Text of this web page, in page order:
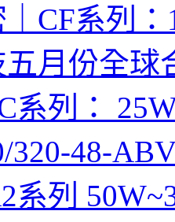
CF系列：
月份全球
系列：
320-48-
系列